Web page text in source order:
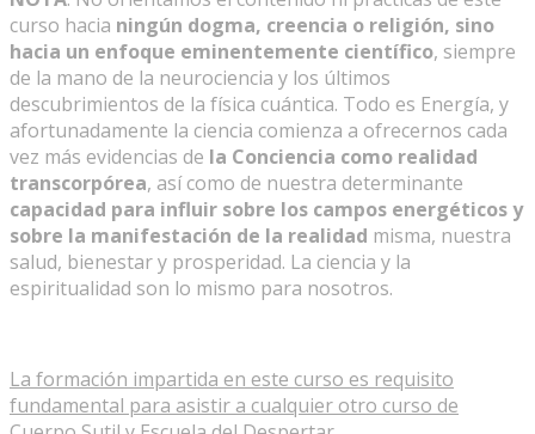
curso hacia ningún dogma, creencia o religión, sino
hacia un enfoque eminentemente científico, siempre
de la mano de la neurociencia y los últimos
descubrimientos de la física cuántica. Todo es Energía, y
afortunadamente la ciencia comienza a ofrecernos cada
vez más evidencias de la Conciencia como realidad
transcorpórea, así como de nuestra determinante
capacidad para influir sobre los campos energéticos y
sobre la manifestación de la realidad misma, nuestra
salud, bienestar y prosperidad. La ciencia y la
espiritualidad son lo mismo para nosotros.
La formación impartida en este curso es requisito
fundamental para asistir a cualquier otro curso de